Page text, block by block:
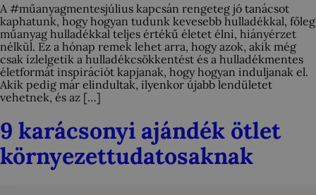
A #műanyagmentesjúlius kapcsán rengeteg jó tanácsot
kaphatunk, hogy hogyan tudunk kevesebb hulladékkal, főleg
műanyag hulladékkal teljes értékű életet élni, hiányérzet
nélkül. Ez a hónap remek lehet arra, hogy azok, akik még
csak ízlelgetik a hulladékcsökkentést és a hulladékmentes
életformát inspirációt kapjanak, hogy hogyan induljanak el.
Akik pedig már elindultak, ilyenkor újabb lendületet
vehetnek, és az […]
9 karácsonyi ajándék ötlet
környezettudatosaknak